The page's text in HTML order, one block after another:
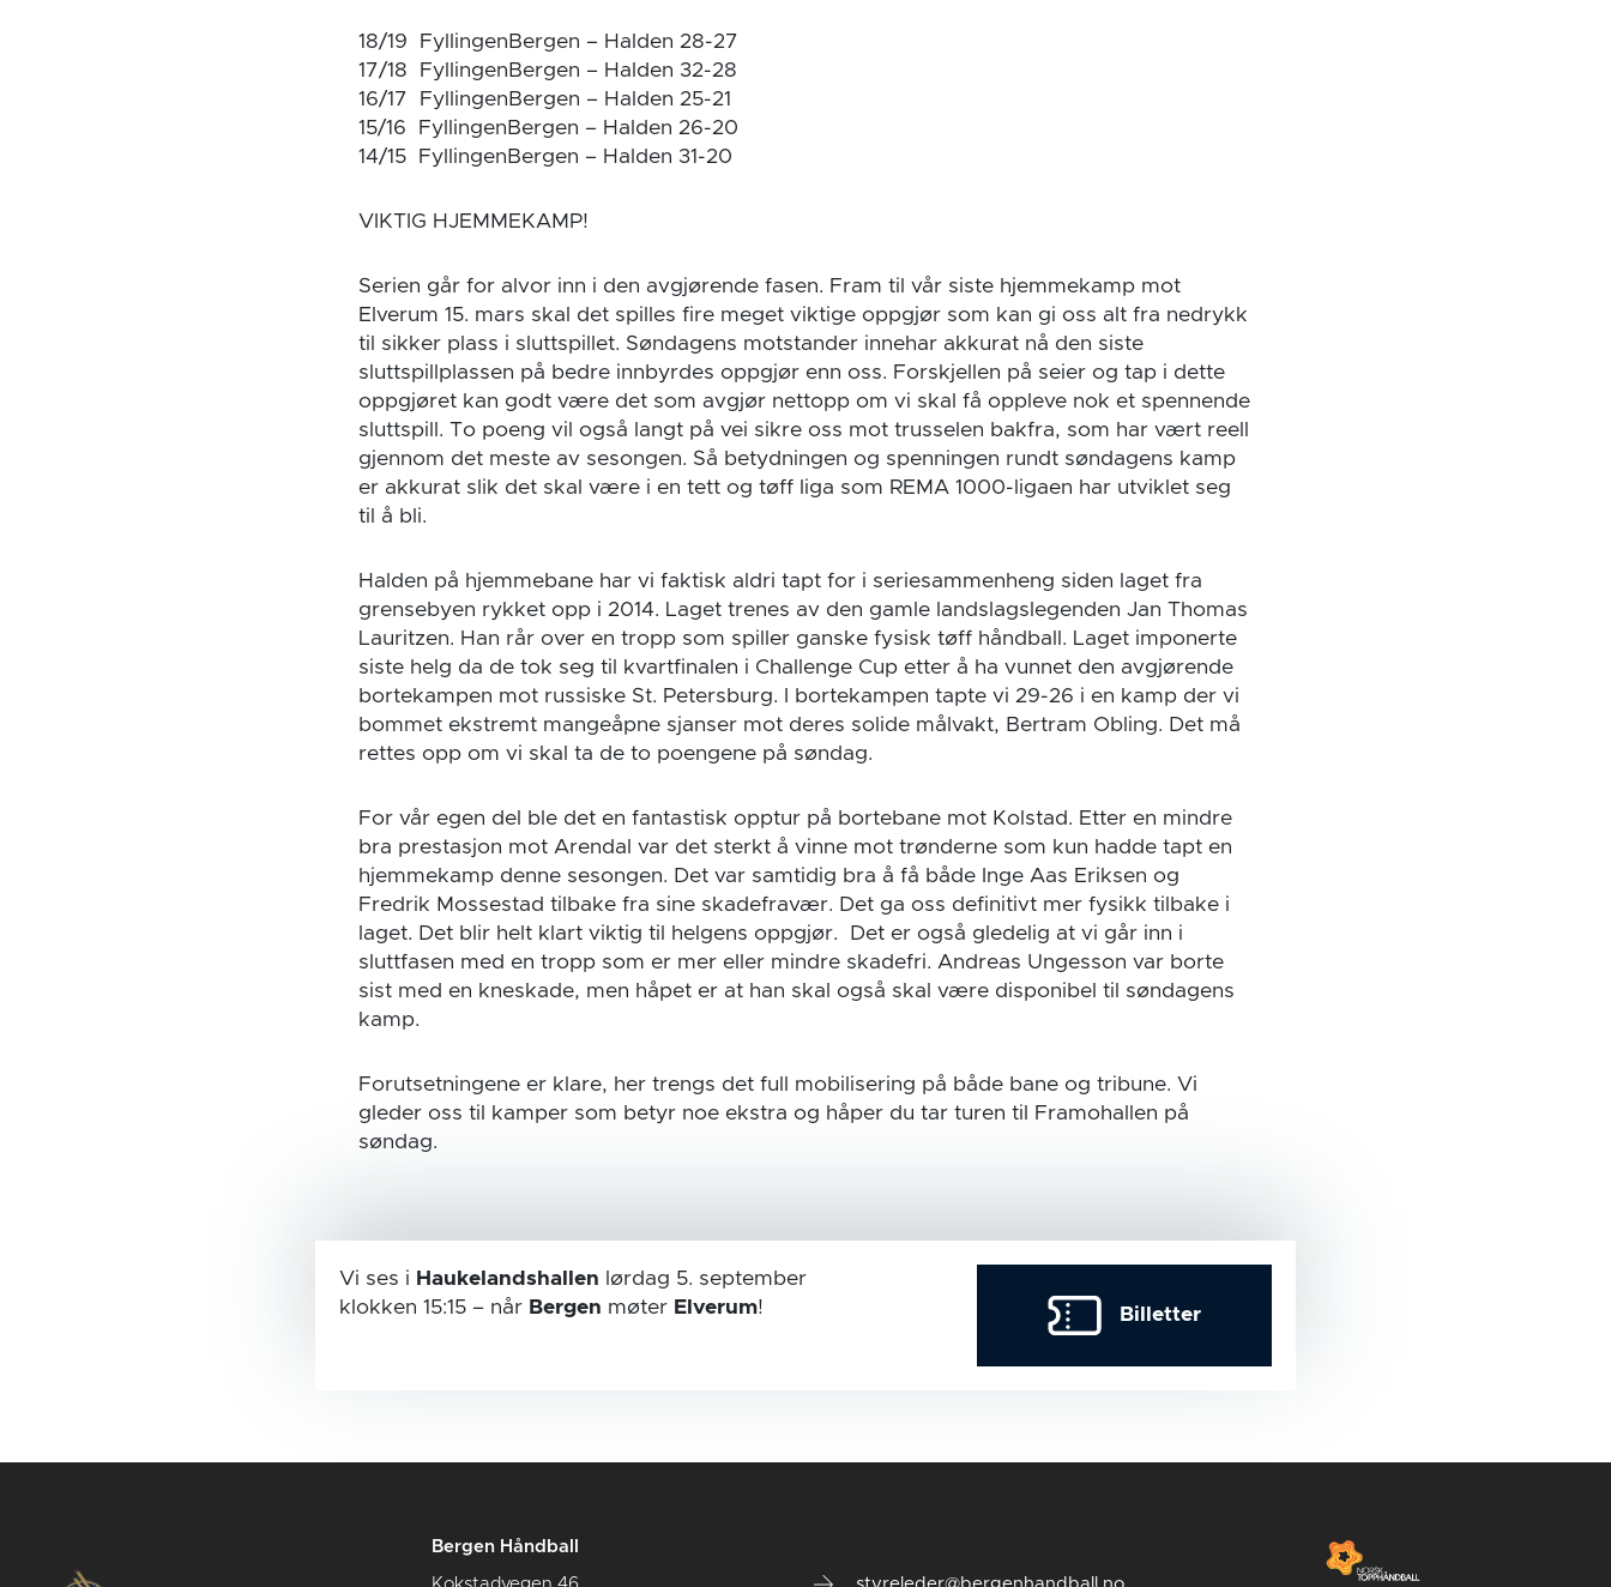
18/19 FyllingenBergen – Halden 28-27
17/18 FyllingenBergen – Halden 32-28
16/17 FyllingenBergen – Halden 25-21
15/16 FyllingenBergen – Halden 26-20
14/15 FyllingenBergen – Halden 31-20
VIKTIG HJEMMEKAMP!
Serien går for alvor inn i den avgjørende fasen. Fram til vår siste hjemmekamp mot
Elverum 15. mars skal det spilles fire meget viktige oppgjør som kan gi oss alt fra nedrykk
til sikker plass i sluttspillet. Søndagens motstander innehar akkurat nå den siste
sluttspillplassen på bedre innbyrdes oppgjør enn oss. Forskjellen på seier og tap i dette
oppgjøret kan godt være det som avgjør nettopp om vi skal få oppleve nok et spennende
sluttspill. To poeng vil også langt på vei sikre oss mot trusselen bakfra, som har vært reell
gjennom det meste av sesongen. Så betydningen og spenningen rundt søndagens kamp
er akkurat slik det skal være i en tett og tøff liga som REMA 1000-ligaen har utviklet seg
til å bli.
Halden på hjemmebane har vi faktisk aldri tapt for i seriesammenheng siden laget fra
grensebyen rykket opp i 2014. Laget trenes av den gamle landslagslegenden Jan Thomas
Lauritzen. Han rår over en tropp som spiller ganske fysisk tøff håndball. Laget imponerte
siste helg da de tok seg til kvartfinalen i Challenge Cup etter å ha vunnet den avgjørende
bortekampen mot russiske St. Petersburg. I bortekampen tapte vi 29-26 i en kamp der vi
bommet ekstremt mangeåpne sjanser mot deres solide målvakt, Bertram Obling. Det må
rettes opp om vi skal ta de to poengene på søndag.
For vår egen del ble det en fantastisk opptur på bortebane mot Kolstad. Etter en mindre
bra prestasjon mot Arendal var det sterkt å vinne mot trønderne som kun hadde tapt en
hjemmekamp denne sesongen. Det var samtidig bra å få både Inge Aas Eriksen og
Fredrik Mossestad tilbake fra sine skadefravær. Det ga oss definitivt mer fysikk tilbake i
laget. Det blir helt klart viktig til helgens oppgjør. Det er også gledelig at vi går inn i
sluttfasen med en tropp som er mer eller mindre skadefri. Andreas Ungesson var borte
sist med en kneskade, men håpet er at han skal også skal være disponibel til søndagens
kamp.
Forutsetningene er klare, her trengs det full mobilisering på både bane og tribune. Vi
gleder oss til kamper som betyr noe ekstra og håper du tar turen til Framohallen på
søndag.
Vi ses i Haukelandshallen lørdag 5. september
klokken 15:15– når Bergen møter Elverum! Billetter
Bergen Håndball
Kokstadvegen 46 styreleder@bergenhandball.no